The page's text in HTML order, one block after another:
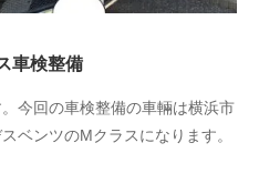
車検整備
今回の車検整備の車輛は横浜市
ベンツのMクラスになります。